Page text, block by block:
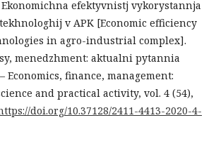
Ekonomichna efektyvnistj vykorystannja
v APK [Economic efficiency
in agro-industrial complex].
menedzhment: aktualni pytannia
Economics, finance, management:
and practical activity, vol. 4 (54),
doi.org/10.37128/2411-4413-2020-4-